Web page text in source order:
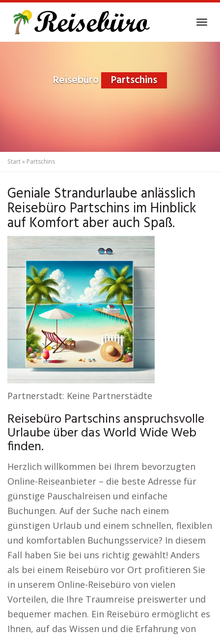
main
Reisebüro Partschins
Start» Partschins
Geniale Strandurlaube anlässlich
Reisebüro Partschins im Hinblick
auf Komfort aber auch Spaß.
Partnerstadt: Keine Partnerstädte
Reisebüro Partschins anspruchsvolle
Urlaube über das World Wide Web
finden.
Herzlich willkommen bei Ihrem bevorzugten
Online-Reiseanbieter – die beste Adresse für
günstige Pauschalreisen und einfache
Buchungen. Auf der Suche nach einem
günstigen Urlaub und einem schnellen, flexiblen
und komfortablen Buchungsservice? In diesem
Fall haben Sie bei uns richtig gewählt! Anders
als bei einem Reisebüro vor Ort profitieren Sie
in unserem Online-Reisebüro von vielen
Vorteilen, die Ihre Traumreise preiswerter und
bequemer machen. Ein Reisebüro ermöglicht es
Ihnen, auf das Wissen und die Erfahrung von